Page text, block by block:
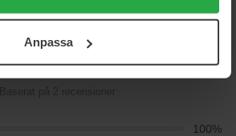
som helst återkalla ditt samtycke.
Anpassa
5
100%